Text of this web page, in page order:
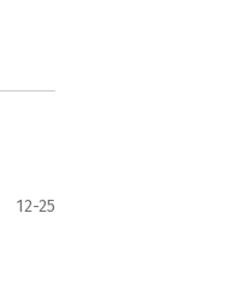
12-25